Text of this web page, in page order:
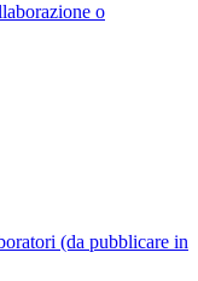
o
(da pubblicare in